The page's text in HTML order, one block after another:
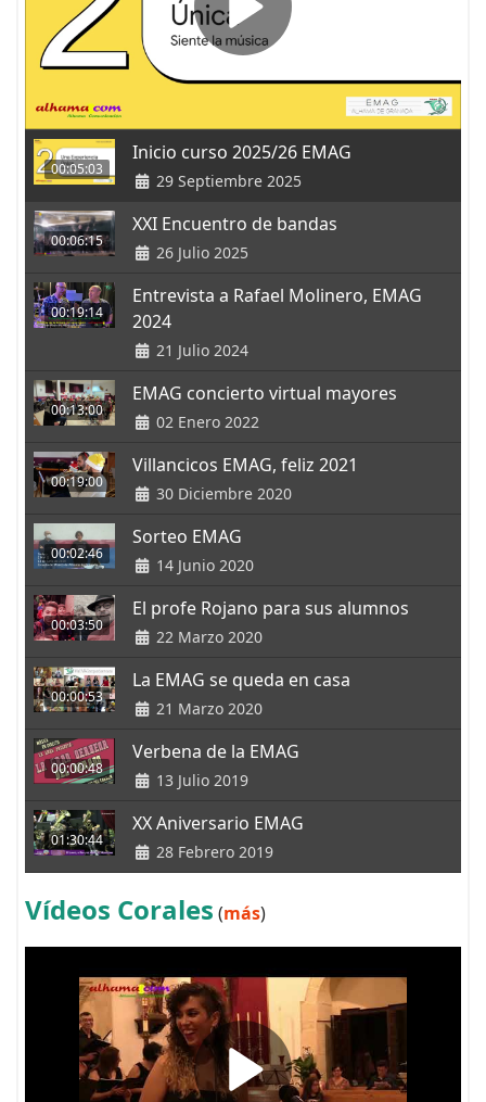
00:05:03
Inicio curso 2025/26 EMAG
29 Septiembre 2025
00:06:15
XXI Encuentro de bandas
26 Julio 2025
00:19:14
Entrevista a Rafael Molinero, EMAG
2024
21 Julio 2024
00:13:00
EMAG concierto virtual mayores
02 Enero 2022
00:19:00
Villancicos EMAG, feliz 2021
30 Diciembre 2020
00:02:46
Sorteo EMAG
14 Junio 2020
00:03:50
El profe Rojano para sus alumnos
22 Marzo 2020
00:00:53
La EMAG se queda en casa
21 Marzo 2020
00:00:48
Verbena de la EMAG
13 Julio 2019
01:30:44
XX Aniversario EMAG
28 Febrero 2019
Vídeos Corales (más)